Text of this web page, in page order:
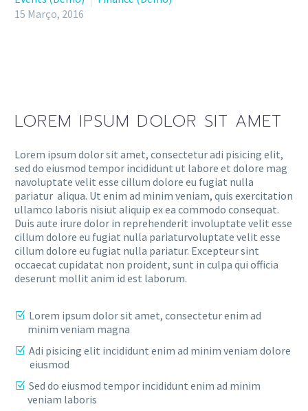
15 Março, 2016
LOREM IPSUM DOLOR SIT AMET
Lorem ipsum dolor sit amet, consectetur adi pisicing elit,
sed do eiusmod tempor incididunt ut labore et dolore mag
navoluptate velit esse cillum dolore eu fugiat nulla
pariatur aliqua. Ut enim ad minim veniam, quis exercitation
ullamco laboris nisiut aliquip ex ea commodo consequat.
Duis aute irure dolor in reprehenderit involuptate velit esse
cillum dolore eu fugiat nulla pariaturvoluptate velit esse
cillum dolore eu fugiat nulla pariatur. Excepteur sint
occaecat cupidatat non proident, sunt in culpa qui officia
deserunt mollit anim id est laborum.
Lorem ipsum dolor sit amet, consectetur enim ad
minim veniam magna
Adi pisicing elit incididunt enim ad minim veniam dolore
eiusmod
Sed do eiusmod tempor incididunt enim ad minim
veniam laboris